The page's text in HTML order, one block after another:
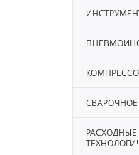
РАСХОДНЫЕ